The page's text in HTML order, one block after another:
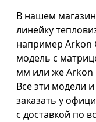
В нашем
линейку
например Arkon
модель с
мм или жеArkon
Все эти модели
заказать у
с доставкой по